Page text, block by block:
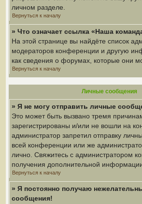
личном разделе.
Вернуться к началу
» Что означает ссылка «Наша
На этой странице вы найдёте список
модераторов конференции и другую
как сведения о форумах, которые они
Вернуться к началу
Личные сообщения
» Я не могу отправить личные
Это может быть вызвано тремя
зарегистрированы и/или не вошли на
администратор запретил отправку
всей конференции или же
лично. Свяжитесь с администратором
получения дополнительной
Вернуться к началу
» Я постоянно получаю
сообщения!